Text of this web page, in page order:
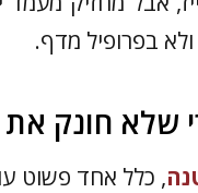
בפרופיל מדף.
, כלל אחד פשוט